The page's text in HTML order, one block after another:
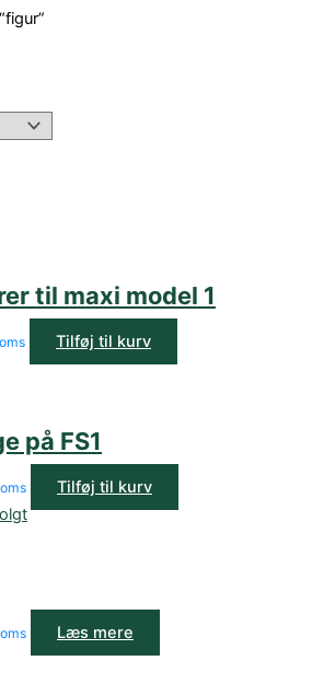
til maxi model 1
Tilføj til kurv
på FS1
Tilføj til kurv
Læs mere